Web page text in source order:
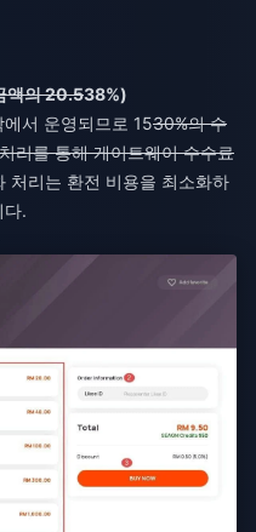
액의 20.538%)
서 운영되므로 1530%의 수
리를 통해 게이트웨이 수수료
처리는 환전 비용을 최소화하
다.